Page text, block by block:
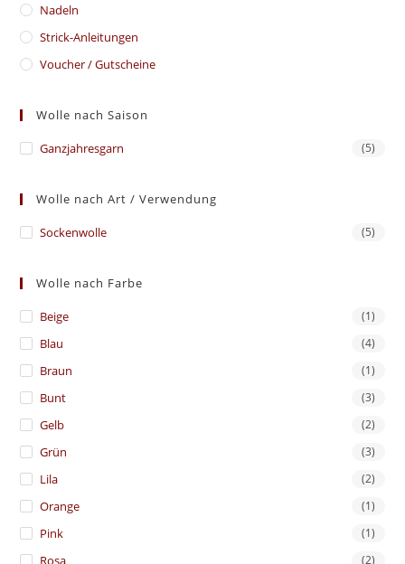
Nadeln
Strick-Anleitungen
Voucher / Gutscheine
Wolle nach Saison
Ganzjahresgarn (5)
Wolle nach Art / Verwendung
Sockenwolle (5)
Wolle nach Farbe
Beige (1)
Blau (4)
Braun (1)
Bunt (3)
Gelb (2)
Grün (3)
Lila (2)
Orange (1)
Pink (1)
Rosa (2)